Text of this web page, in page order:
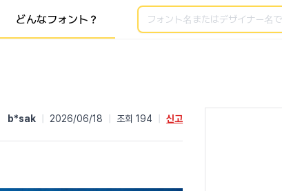
どんなフォント？
検索
b*sak 2026/06/18 조회 194 신고